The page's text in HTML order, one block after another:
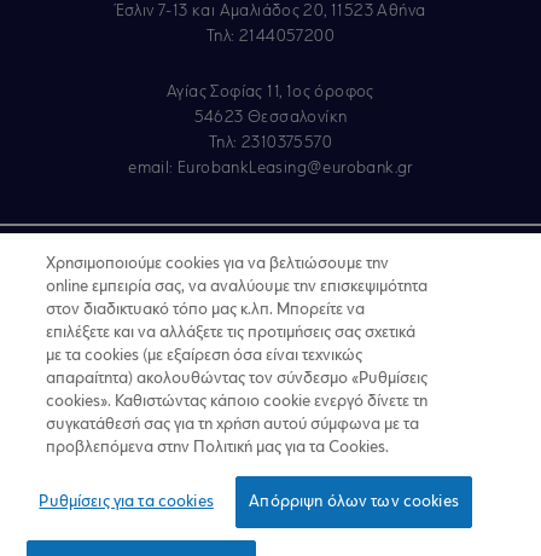
Έσλιν 7-13 και Αμαλιάδος 20, 11523 Αθήνα
Τηλ: 2144057200
Αγίας Σοφίας 11, 1ος όροφος
54623 Θεσσαλονίκη
Τηλ: 2310375570
email: EurobankLeasing@eurobank.gr
Copyright © 2019
Όροι Χρήσης
Προσωπικά δεδομένα στον Διαδικτυακό Τόπο
GDPR - Προσωπικά Δεδομένα
Πολιτική Cookies
Για να υποβάλετε παράπονο
Χρησιμοποιούμε cookies για να βελτιώσουμε την
online εμπειρία σας, να αναλύουμε την επισκεψιμότητα
στον διαδικτυακό τόπο μας κ.λπ. Μπορείτε να
επιλέξετε και να αλλάξετε τις προτιμήσεις σας σχετικά
με τα cookies (με εξαίρεση όσα είναι τεχνικώς
απαραίτητα) ακολουθώντας τον σύνδεσμο «Ρυθμίσεις
cookies». Καθιστώντας κάποιο cookie ενεργό δίνετε τη
συγκατάθεσή σας για τη χρήση αυτού σύμφωνα με τα
προβλεπόμενα στην Πολιτική μας για τα Cookies.
Ρυθμίσεις για τα cookies Απόρριψη όλων των cookies